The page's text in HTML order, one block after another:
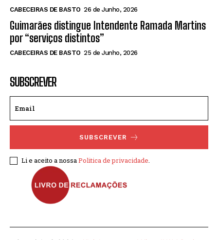
CABECEIRAS DE BASTO 26 de Junho, 2026
Guimarães distingue Intendente Ramada Martins
por “serviços distintos”
CABECEIRAS DE BASTO 25 de Junho, 2026
SUBSCREVER
SUBSCREVER
Li e aceito a nossaPolitica de privacidade.